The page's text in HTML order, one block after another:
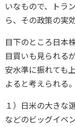
いなもので、トラ
ら、その政策の実
目下のところ日本
目買いも見られる
安水準に振れても
よると考えられる。
１）日米の大きな
などのビッグイベ